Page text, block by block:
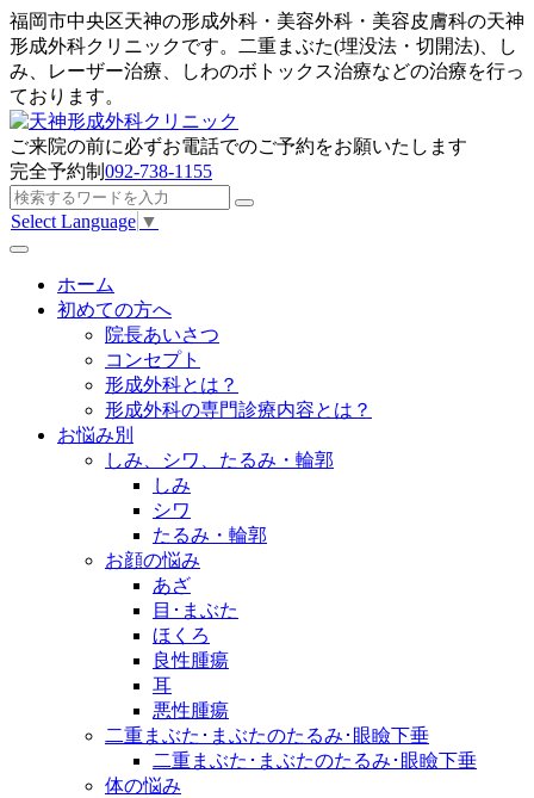
福岡市中央区天神の形成外科・美容外科・美容皮膚科の天神
形成外科クリニックです。二重まぶた(埋没法・切開法)、し
み、レーザー治療、しわのボトックス治療などの治療を行っ
ております。
ご来院の前に必ずお電話でのご予約をお願いたします
完全予約制 092-738-1155
Select Language ▼
ホーム
初めての方へ
院長あいさつ
コンセプト
形成外科とは？
形成外科の専門診療内容とは？
お悩み別
しみ、シワ、たるみ・輪郭
しみ
シワ
たるみ・輪郭
お顔の悩み
あざ
目･まぶた
ほくろ
良性腫瘍
耳
悪性腫瘍
二重まぶた･まぶたのたるみ･眼瞼下垂
二重まぶた･まぶたのたるみ･眼瞼下垂
体の悩み